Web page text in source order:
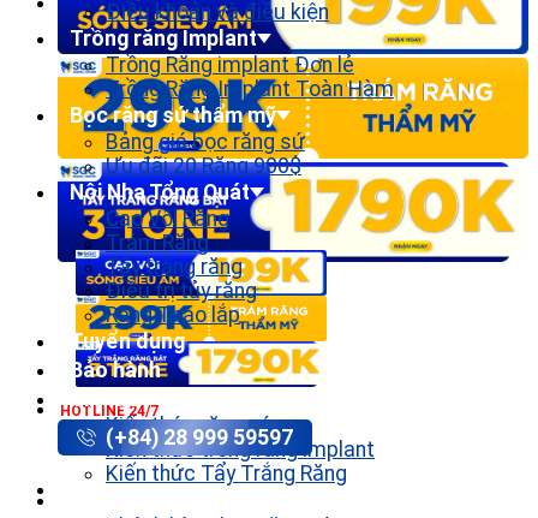
HOTLINE 24/7
(+84) 28 999 59597
Điều khoản và điều kiện
Trồng răng Implant
Trồng Răng implant Đơn lẻ
Trồng Răng Implant Toàn Hàm
Bọc răng sứ thẩm mỹ
Bảng giá bọc răng sứ
Ưu đãi 20 Răng 900$
Nội Nha Tổng Quát
Cạo Vôi Răng
Trám Răng
Tẩy trắng răng
Điều trị tủy răng
Răng Tháo lắp
Tuyển dụng
Bảo hành
Kiến thức răng sứ
Kiến thức trồng răng implant
Kiến thức Tẩy Trắng Răng